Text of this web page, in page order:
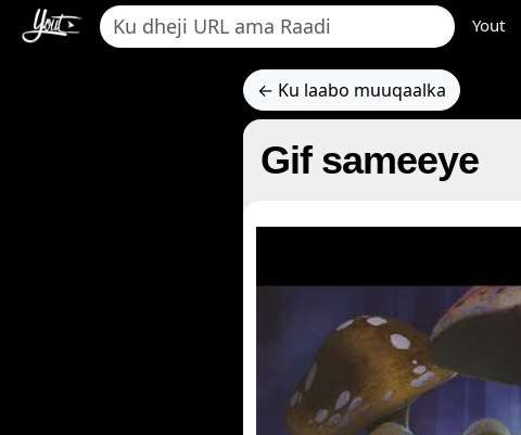
Yout
← Ku laabo muuqaalka
Gif sameeye